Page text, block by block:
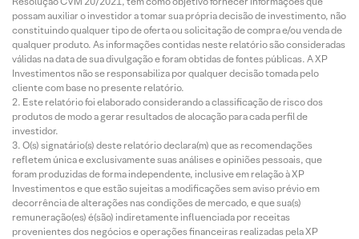
possam auxiliar o investidor a tomar sua própria decisão de investimento, não
constituindo qualquer tipo de oferta ou solicitação de compra e/ou venda de
qualquer produto. As informações contidas neste relatório são consideradas
válidas na data de sua divulgação e foram obtidas de fontes públicas. A XP
Investimentos não se responsabiliza por qualquer decisão tomada pelo
cliente com base no presente relatório.
Este relatório foi elaborado considerando a classificação de risco dos
produtos de modo a gerar resultados de alocação para cada perfil de
investidor.
O(s) signatário(s) deste relatório declara(m) que as recomendações
refletem única e exclusivamente suas análises e opiniões pessoais, que
foram produzidas de forma independente, inclusive em relação à XP
Investimentos e que estão sujeitas a modificações sem aviso prévio em
decorrência de alterações nas condições de mercado, e que sua(s)
remuneração(es) é(são) indiretamente influenciada por receitas
provenientes dos negócios e operações financeiras realizadas pela XP